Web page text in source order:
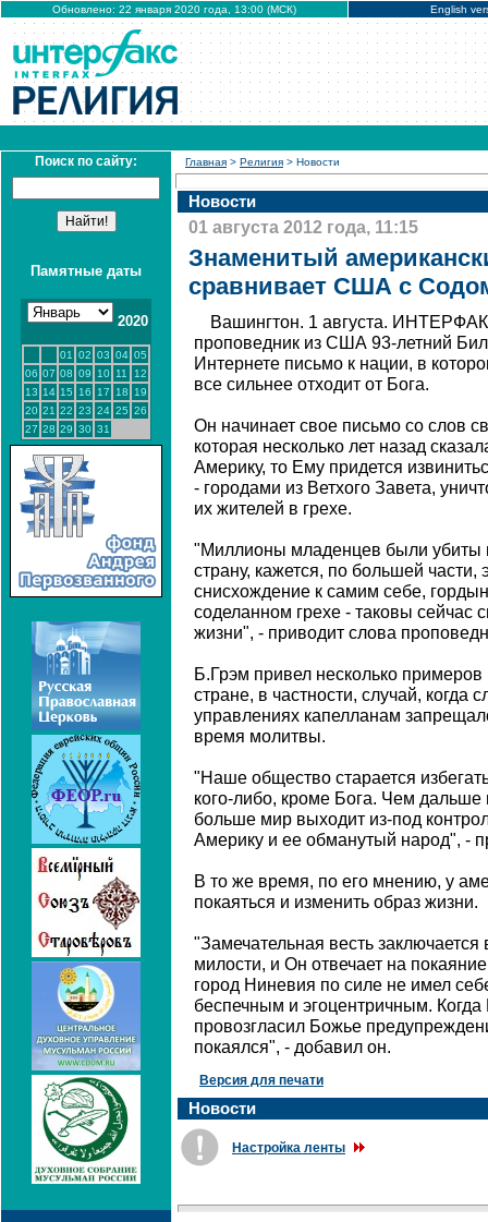
Обновлено: 22 января 2020 года, 13:00 (МСК) English
Поиск по сайту:
Памятные даты
2020
01 02 03 04 05
06 07 08 09 10 11
12
13 14 15 16 17 18
19
20 21 22 23 24 25 26
27 28 29 30 31
Главная > Религия > Новости
Новости
01 августа 2012 года, 11:15
Знаменитый
сравнивает США с
Вашингтон. 1 августа.
проповедник из США 93-летний
Интернете письмо к нации, в
все сильнее отходит от Бога.
Он начинает свое письмо со слов
которая несколько лет назад
Америку, то Ему придется
- городами из Ветхого Завета,
их жителей в грехе.
"Миллионы младенцев были убиты
страну, кажется, по большей части,
снисхождение к самим себе,
соделанном грехе - таковы сейчас
жизни", - приводит слова
Б.Грэм привел несколько
стране, в частности, случай, когда
управлениях капелланам
время молитвы.
"Наше общество старается
кого-либо, кроме Бога. Чем
больше мир выходит из-под
Америку и ее обманутый народ", -
В то же время, по его мнению, у
покаяться и изменить образ жизни.
"Замечательная весть заключается
милости, и Он отвечает на
город Ниневия по силе не имел
беспечным и эгоцентричным.
провозгласил Божье
покаялся", - добавил он.
Версия для печати
Новости
Настройка ленты